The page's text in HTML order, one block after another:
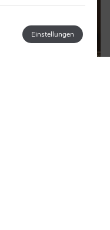
Einstellungen
I help you? 1